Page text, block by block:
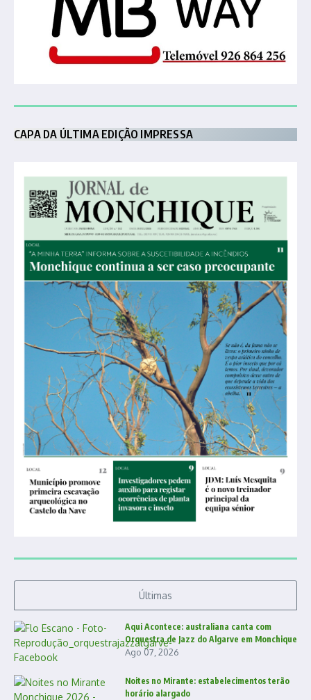
CAPA DA ÚLTIMA EDIÇÃO IMPRESSA
Últimas
Aqui Acontece: australiana canta com
Orquestra de Jazz do Algarve em Monchique
Ago 07, 2026
Noites no Mirante: estabelecimentos terão
horário alargado